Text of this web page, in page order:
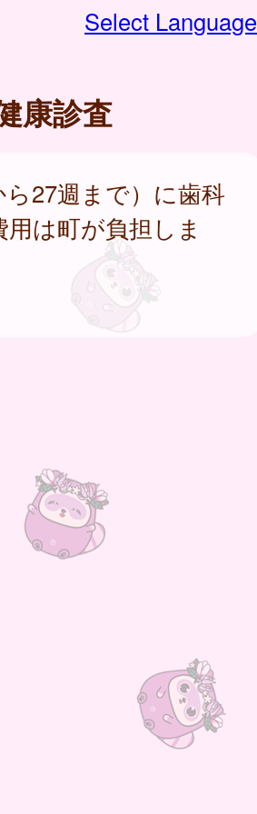
Select Language
康診査
27週まで）に歯科
は町が負担しま